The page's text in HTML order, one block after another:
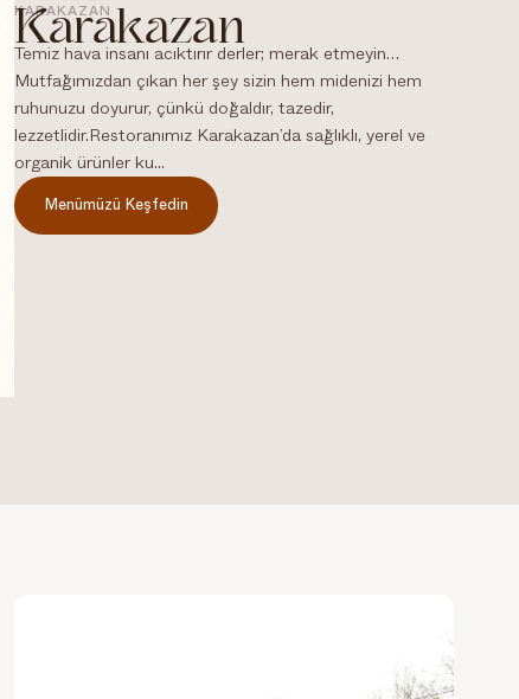
KARAKAZAN
Karakazan
Temiz hava insanı acıktırır derler; merak etmeyin…
Mutfağımızdan çıkan her şey sizin hem midenizi hem
ruhunuzu doyurur, çünkü doğaldır, tazedir,
lezzetlidir.Restoranımız Karakazan’da sağlıklı, yerel ve
organik ürünler ku...
Menümüzü Keşfedin